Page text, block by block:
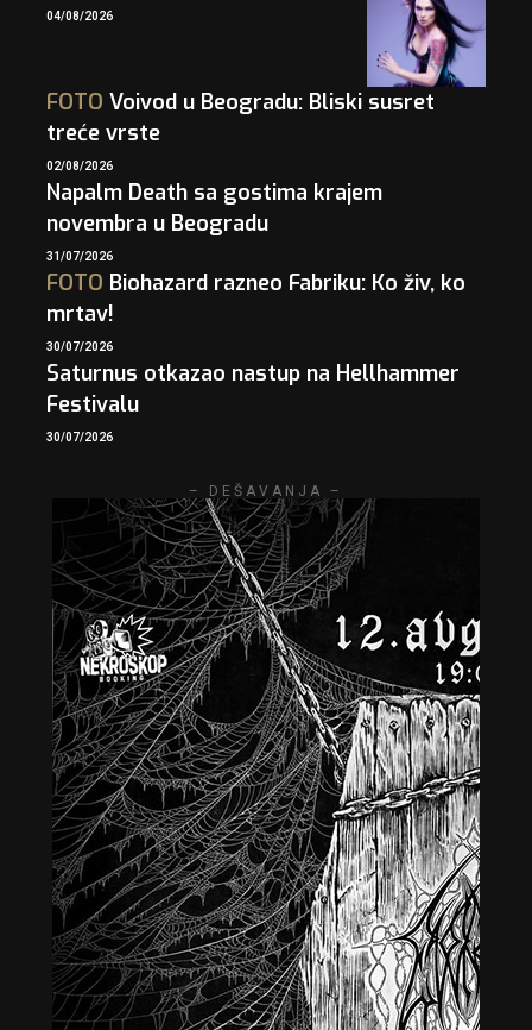
04/08/2026
FOTO Voivod u Beogradu: Bliski susret
treće vrste
02/08/2026
Napalm Death sa gostima krajem
novembra u Beogradu
31/07/2026
FOTO Biohazard razneo Fabriku: Ko živ, ko
mrtav!
30/07/2026
Saturnus otkazao nastup na Hellhammer
Festivalu
30/07/2026
– DEŠAVANJA –